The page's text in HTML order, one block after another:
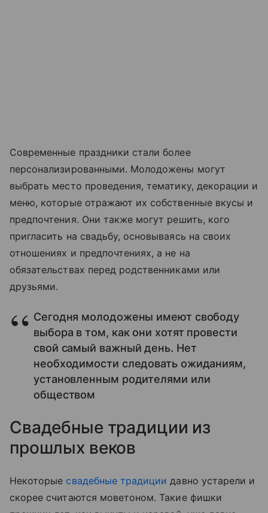
Современные праздники стали более
персонализированными. Молодожены могут
выбрать место проведения, тематику, декорации и
меню, которые отражают их собственные вкусы и
предпочтения. Они также могут решить, кого
пригласить на свадьбу, основываясь на своих
отношениях и предпочтениях, а не на
обязательствах перед родственниками или
друзьями.
Сегодня молодожены имеют свободу
выбора в том, как они хотят провести
свой самый важный день. Нет
необходимости следовать ожиданиям,
установленным родителями или
обществом
Свадебные традиции из
прошлых веков
Некоторые свадебные традиции давно устарели и
скорее считаются моветоном. Такие фишки